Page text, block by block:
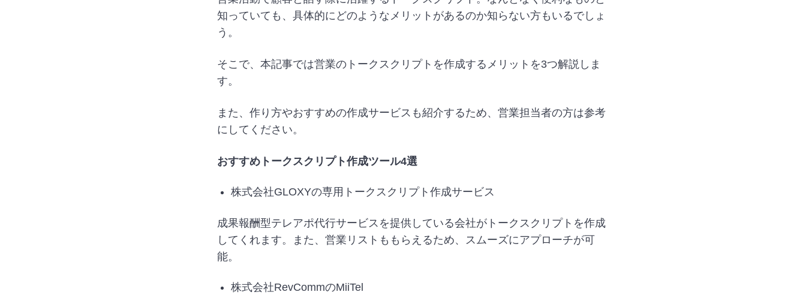
知っていても、具体的にどのようなメリットがあるのか知らない方もいるでしょ
う。
そこで、本記事では営業のトークスクリプトを作成するメリットを3つ解説しま
す。
また、作り方やおすすめの作成サービスも紹介するため、営業担当者の方は参考
にしてください。
おすすめトークスクリプト作成ツール4選
株式会社GLOXYの専用トークスクリプト作成サービス
成果報酬型テレアポ代行サービスを提供している会社がトークスクリプトを作成
してくれます。また、営業リストももらえるため、スムーズにアプローチが可
能。
株式会社RevCommのMiiTel